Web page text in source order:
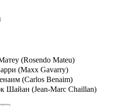
(Rosendo Mateu)
(Maxx Gavarry)
(Carlos Benaim)
Шайан (Jean-Marc Chaillan)